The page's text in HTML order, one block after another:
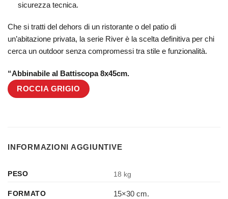
sicurezza tecnica.
Che si tratti del dehors di un ristorante o del patio di
un’abitazione privata, la serie River è la scelta definitiva per chi
cerca un outdoor senza compromessi tra stile e funzionalità.
“Abbinabile al Battiscopa 8x45cm.
ROCCIA GRIGIO
INFORMAZIONI AGGIUNTIVE
PESO 18 kg
FORMATO 15×30 cm.